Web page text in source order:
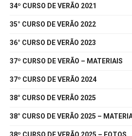
34º CURSO DE VERÃO 2021
35° CURSO DE VERÃO 2022
36° CURSO DE VERÃO 2023
37º CURSO DE VERÃO – MATERIAIS
37º CURSO DE VERÃO 2024
38° CURSO DE VERÃO 2025
38° CURSO DE VERÃO 2025 –